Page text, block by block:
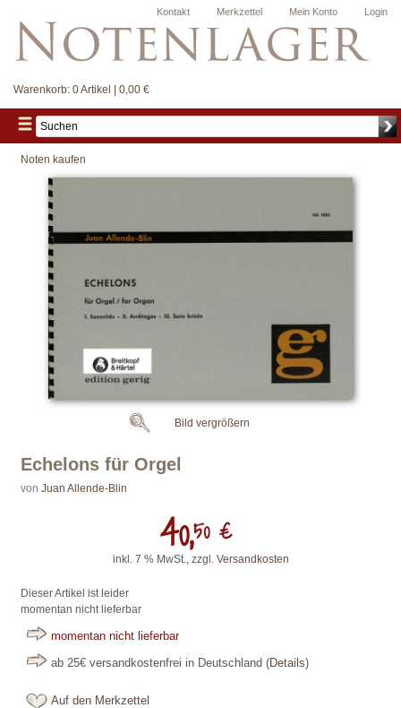
Login
Mein Konto
Merkzettel
Kontakt
Warenkorb: 0 Artikel | 0,00 €
Noten kaufen
Echelons für Orgel
von Juan Allende-Blin
40,50 €
inkl. 7 % MwSt., zzgl. Versandkosten
Dieser Artikel ist leider
momentan nicht lieferbar
momentan nicht lieferbar
ab 25€ versandkostenfrei in Deutschland (Details)
Auf den Merkzettel
Bild vergrößern